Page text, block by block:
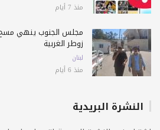
منذ 7 أيام
مجلس الجنوب ينهي مسح
زوطر الغربية
لبنان
منذ 6 أيام
النشرة البريدية